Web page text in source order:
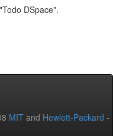
DSpace".
MIT and Hewlett-Packard -